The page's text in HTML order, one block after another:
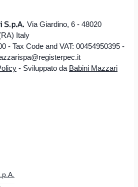
S.p.A. Via Giardino, 6 - 48020
Italy
- Tax Code and VAT: 00454950395 -
- Sviluppato da Babini Mazzari